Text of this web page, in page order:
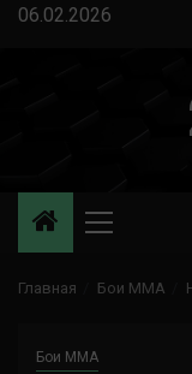
Перейти
06.02.2026
Основное
Главная Бои ММА
Бои ММА